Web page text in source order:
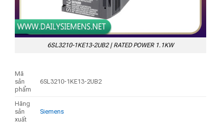
6SL3210-1KE13-2UB2 | RATED POWER 1.1KW
Mã
sản
phẩm
6SL3210-1KE13-2UB2
Hãng
sản
xuất
Siemens